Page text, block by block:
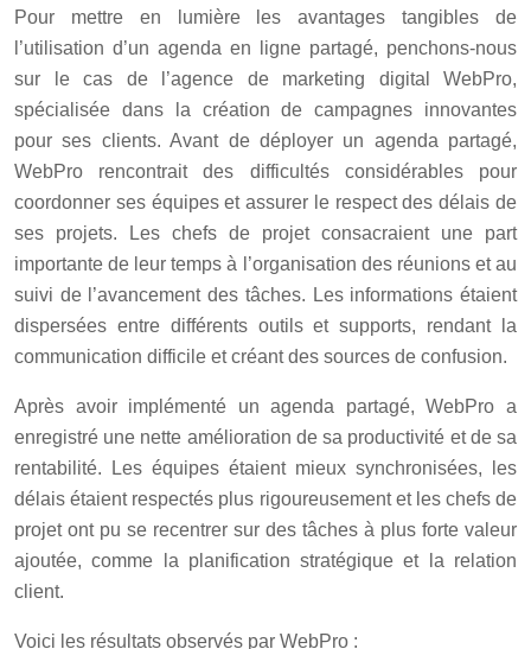
Pour mettre en lumière les avantages tangibles de
l’utilisation d’un agenda en ligne partagé, penchons-nous
sur le cas de l’agence de marketing digital WebPro,
spécialisée dans la création de campagnes innovantes
pour ses clients. Avant de déployer un agenda partagé,
WebPro rencontrait des difficultés considérables pour
coordonner ses équipes et assurer le respect des délais de
ses projets. Les chefs de projet consacraient une part
importante de leur temps à l’organisation des réunions et au
suivi de l’avancement des tâches. Les informations étaient
dispersées entre différents outils et supports, rendant la
communication difficile et créant des sources de confusion.
Après avoir implémenté un agenda partagé, WebPro a
enregistré une nette amélioration de sa productivité et de sa
rentabilité. Les équipes étaient mieux synchronisées, les
délais étaient respectés plus rigoureusement et les chefs de
projet ont pu se recentrer sur des tâches à plus forte valeur
ajoutée, comme la planification stratégique et la relation
client.
Voici les résultats observés par WebPro :